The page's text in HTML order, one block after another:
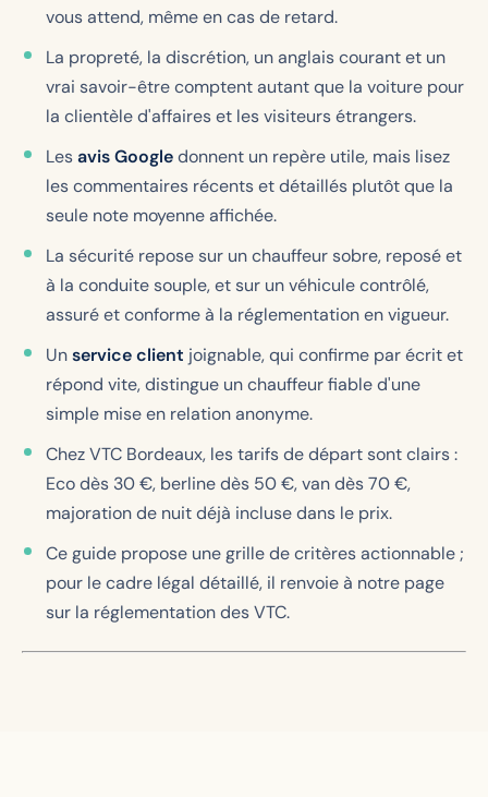
vous attend, même en cas de retard.
La propreté, la discrétion, un anglais courant et un
vrai savoir-être comptent autant que la voiture pour
la clientèle d'affaires et les visiteurs étrangers.
Lesavis Googledonnent un repère utile, mais lisez
les commentaires récents et détaillés plutôt que la
seule note moyenne affichée.
La sécurité repose sur un chauffeur sobre, reposé et
à la conduite souple, et sur un véhicule contrôlé,
assuré et conforme à la réglementation en vigueur.
Unservice client joignable, qui confirme par écrit et
répond vite, distingue un chauffeur fiable d'une
simple mise en relation anonyme.
Chez VTC Bordeaux, les tarifs de départ sont clairs :
Eco dès 30 €, berline dès 50 €, van dès 70 €,
majoration de nuit déjà incluse dans le prix.
Ce guide propose une grille de critères actionnable ;
pour le cadre légal détaillé, il renvoie à notre page
sur la réglementation des VTC.